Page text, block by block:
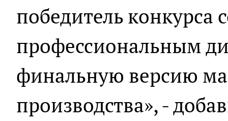
победитель конкурса
профессиональным
финальную версию
производства», -